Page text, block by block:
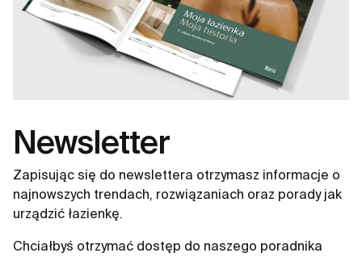
Wszystkie szuflady wyposażone są w pełny wysuw i
mechanizm cichego domyku, co zapewnia komfort i
wygodę użytkowania. Kolekcja Kwadro to szeroki
wachlarz rozwiązań dostępnych na wyciągnięcie ręki,
oferując aż siedem różnych rozmiarów mebli, pięć
wykończeń oraz cztery warianty uchwytów. Dzięki temu
własnych potrzeb i stylu wnętrza. Wybierz kolekcję
designem, który sprawdzi się nawet w najmniejszych
łazienkach, zapewniając jednocześnie maksymalną
funkcjonalność i estetykę.
Newsletter
Zapisując się do newslettera otrzymasz informacje o
najnowszych trendach, rozwiązaniach oraz porady jak
urządzić łazienkę.
Chciałbyś otrzymać dostęp do naszego poradnika